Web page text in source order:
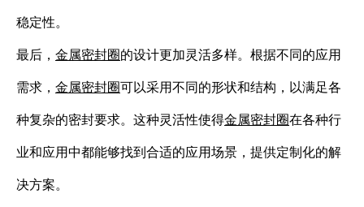
稳定性。
最后， 金属密封圈的设计更加灵活多样。根据不同的应用
需求， 金属密封圈可以采用不同的形状和结构，以满足各
种复杂的密封要求。这种灵活性使得金属密封圈在各种行
业和应用中都能够找到合适的应用场景，提供定制化的解
决方案。